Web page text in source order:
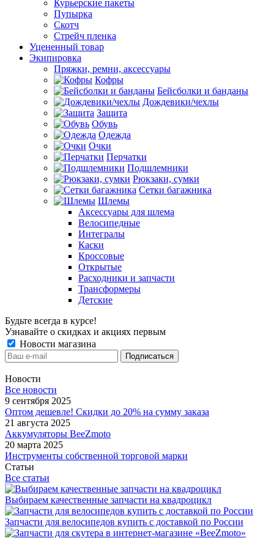
Курьерские пакеты
Пупырка
Скотч
Стрейч пленка
Уцененный товар
Экипировка
Пряжки, ремни, аксессуары
Кофры
Бейсболки и банданы
Дождевики/чехлы
Защита
Обувь
Одежда
Очки
Перчатки
Подшлемники
Рюкзаки, сумки
Сетки багажника
Шлемы
Аксессуары для шлема
Велосипедные
Интегралы
Каски
Кроссовые
Открытые
Расходники и запчасти
Трансформеры
Детские
Будьте всегда в курсе!
Узнавайте о скидках и акциях первым
Новости магазина
Новости
Все новости
9 сентября 2025
Оптом дешевле! Скидки до 20% на сумму заказа
21 августа 2025
Аккумуляторы BeeZmoto
20 марта 2025
Инструменты собственной торговой марки
Статьи
Все статьи
Выбираем качественные запчасти на квадроцикл
Запчасти для велосипедов купить с доставкой по России